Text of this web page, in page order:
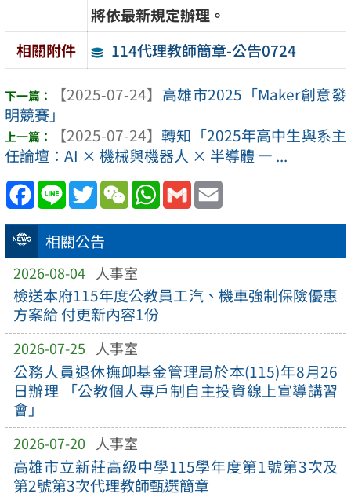
相關公告
2026-08-04 人事室
檢送本府115年度公教員工汽、機車強制保險優惠
方案給 付更新內容1份
2026-07-25 人事室
公務人員退休撫卹基金管理局於本(115)年8月26
日辦理 「公教個人專戶制自主投資線上宣導講習
會」
2026-07-20 人事室
高雄市立新莊高級中學115學年度第1號第3次及
第2號第3次代理教師甄選簡章
將依最新規定辦理。
相關附件
114代理教師簡章-公告0724
【2025-07-24】 高雄市2025「Maker創意發
明競賽」
【2025-07-24】 轉知「2025年高中生與系主
任論壇：AI × 機械與機器人 × 半導體 — ...
Facebook
Line TwitterWeChatWhatsApp
Gmail